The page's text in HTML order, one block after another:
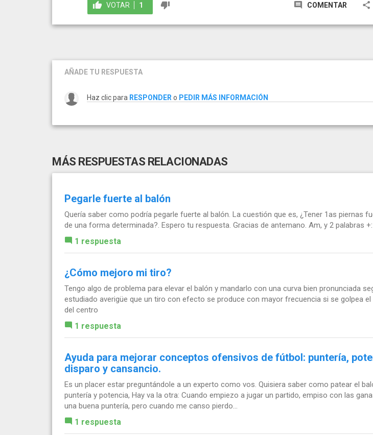
VOTAR 1 COMENTAR
AÑADE TU RESPUESTA
Haz clic para RESPONDER o PEDIR MÁS INFORMACIÓN
MÁS RESPUESTAS RELACIONADAS
Pegarle fuerte al balón
Quería saber como podría pegarle fuerte al balón. La cuestión que es, ¿Tener 1as piernas
de una forma determinada?. Espero tu respuesta. Gracias de antemano. Am, y 2 palabras +:
1 respuesta
¿Cómo mejoro mi tiro?
Tengo algo de problema para elevar el balón y mandarlo con una curva bien pronunciada
estudiado averigüe que un tiro con efecto se produce con mayor frecuencia si se golpea el
del centro
1 respuesta
Ayuda para mejorar conceptos ofensivos de fútbol: puntería,
disparo y cansancio.
Es un placer estar preguntándole a un experto como vos. Quisiera saber como patear el
puntería y potencia, Hay va la otra: Cuando empiezo a jugar un partido, empiso con las
una buena puntería, pero cuando me canso pierdo...
1 respuesta